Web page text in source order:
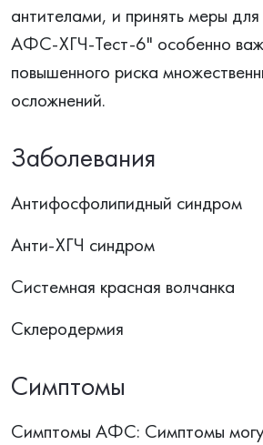
антителами, и принять меры
АФС-ХГЧ-Тест-6" особенно
повышенного риска
осложнений.
Заболевания
Антифосфолипидный синдром
Анти-ХГЧ синдром
Системная красная волчанка
Склеродермия
Симптомы
Cимптомы АФС: Симптомы